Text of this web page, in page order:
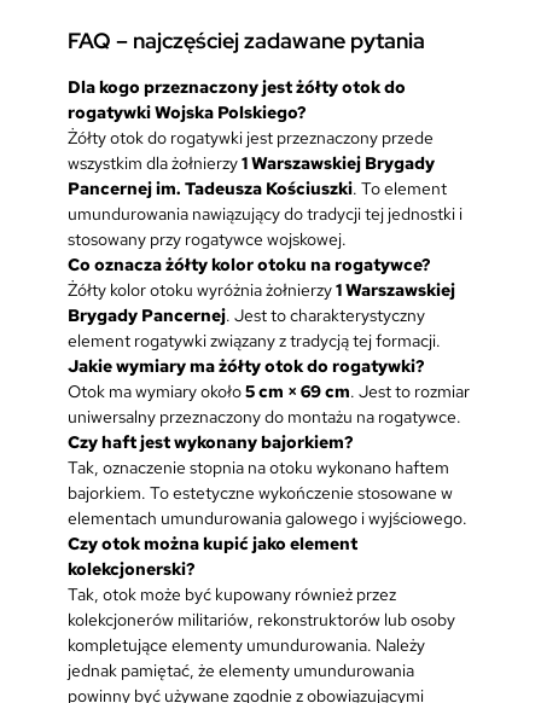
FAQ – najczęściej zadawane pytania
Dla kogo przeznaczony jest żółty otok do
rogatywki Wojska Polskiego?
Żółty otok do rogatywki jest przeznaczony przede
wszystkim dla żołnierzy1 Warszawskiej Brygady
Pancernej im. Tadeusza Kościuszki. To element
umundurowania nawiązujący do tradycji tej jednostki i
stosowany przy rogatywce wojskowej.
Co oznacza żółty kolor otoku na rogatywce?
Żółty kolor otoku wyróżnia żołnierzy1 Warszawskiej
Brygady Pancernej. Jest to charakterystyczny
element rogatywki związany z tradycją tej formacji.
Jakie wymiary ma żółty otok do rogatywki?
Otok ma wymiary około5 cm × 69 cm. Jest to rozmiar
uniwersalny przeznaczony do montażu na rogatywce.
Czy haft jest wykonany bajorkiem?
Tak, oznaczenie stopnia na otoku wykonano haftem
bajorkiem. To estetyczne wykończenie stosowane w
elementach umundurowania galowego i wyjściowego.
Czy otok można kupić jako element
kolekcjonerski?
Tak, otok może być kupowany również przez
kolekcjonerów militariów, rekonstruktorów lub osoby
kompletujące elementy umundurowania. Należy
jednak pamiętać, że elementy umundurowania
powinny być używane zgodnie z obowiązującymi